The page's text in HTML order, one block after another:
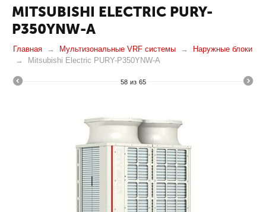
MITSUBISHI ELECTRIC PURY-
P350YNW-A
Главная Мультизональные VRF системы
Наружные блоки
Mitsubishi Electric PURY-P350YNW-A
58 из 65